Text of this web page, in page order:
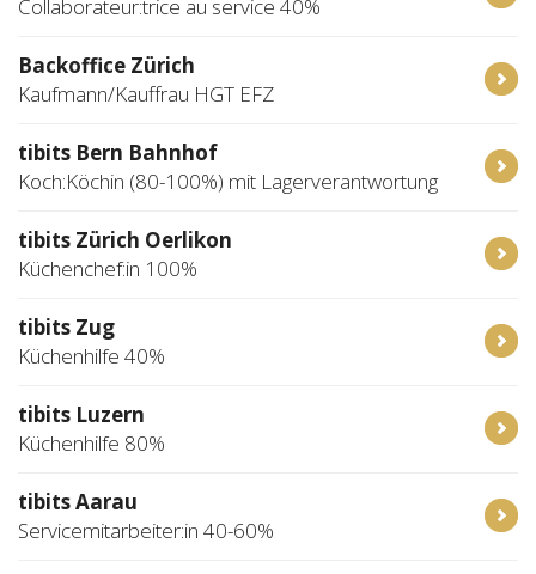
Collaborateur:trice au service 40%
Backoffice Zürich
Kaufmann/Kauffrau HGT EFZ
tibits Bern Bahnhof
Koch:Köchin (80-100%) mit Lagerverantwortung
tibits Zürich Oerlikon
Küchenchef:in 100%
tibits Zug
Küchenhilfe 40%
tibits Luzern
Küchenhilfe 80%
tibits Aarau
Servicemitarbeiter:in 40-60%